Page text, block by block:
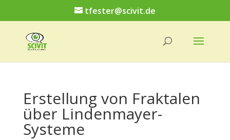
tfester@scivit.de
Erstellung von Fraktalen
über Lindenmayer-
Systeme